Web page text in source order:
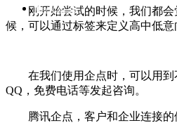
解决方案
刚开始尝试的时候，我们都会
候，可以通过标签来定义高中低
在我们使用企点时，可以用到
QQ，免费电话等发起咨询。
腾讯企点，客户和企业连接的